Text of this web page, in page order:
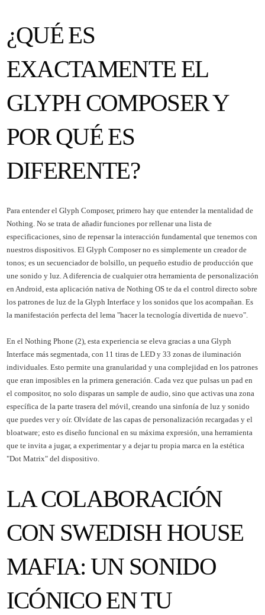
¿QUÉ ES
EXACTAMENTE EL
GLYPH COMPOSER Y
POR QUÉ ES
DIFERENTE?
Para entender el Glyph Composer, primero hay que entender la mentalidad de
Nothing. No se trata de añadir funciones por rellenar una lista de
especificaciones, sino de repensar la interacción fundamental que tenemos con
nuestros dispositivos. El Glyph Composer no es simplemente un creador de
tonos; es un secuenciador de bolsillo, un pequeño estudio de producción que
une sonido y luz. A diferencia de cualquier otra herramienta de personalización
en Android, esta aplicación nativa de Nothing OS te da el control directo sobre
los patrones de luz de la Glyph Interface y los sonidos que los acompañan. Es
la manifestación perfecta del lema "hacer la tecnología divertida de nuevo".
En el Nothing Phone (2), esta experiencia se eleva gracias a una Glyph
Interface más segmentada, con 11 tiras de LED y 33 zonas de iluminación
individuales. Esto permite una granularidad y una complejidad en los patrones
que eran imposibles en la primera generación. Cada vez que pulsas un pad en
el compositor, no solo disparas un sample de audio, sino que activas una zona
específica de la parte trasera del móvil, creando una sinfonía de luz y sonido
que puedes ver y oír. Olvídate de las capas de personalización recargadas y el
bloatware; esto es diseño funcional en su máxima expresión, una herramienta
que te invita a jugar, a experimentar y a dejar tu propia marca en la estética
"Dot Matrix" del dispositivo.
LA COLABORACIÓN
CON SWEDISH HOUSE
MAFIA: UN SONIDO
ICÓNICO EN TU